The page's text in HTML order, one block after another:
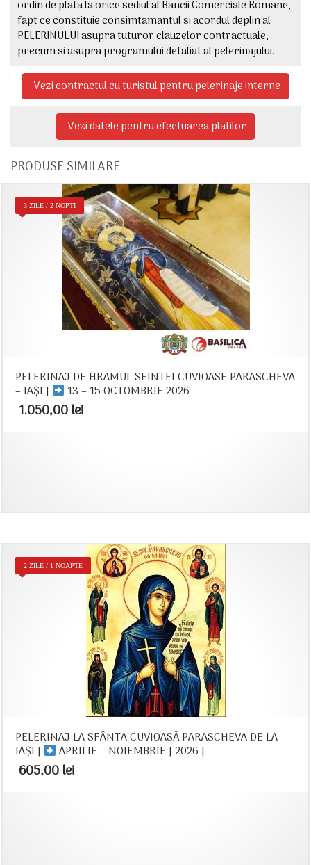
ordin de plata la orice sediul al Bancii Comerciale Romane,
fapt ce constituie consimtamantul si acordul deplin al
PELERINULUI asupra tuturor clauzelor contractuale,
precum si asupra programului detaliat al pelerinajului.
Vezi contractul cu turistul pentru pelerinaje interne
Vezi datele pentru efectuarea platilor
PRODUSE SIMILARE
3 ZILE / 2 NOPTI
PELERINAJ DE HRAMUL SFINTEI CUVIOASE PARASCHEVA
– IAȘI | 13 – 15 OCTOMBRIE 2026
1.050,00 lei
2 ZILE / 1 NOAPTE
PELERINAJ LA SFÂNTA CUVIOASĂ PARASCHEVA DE LA
IAȘI | APRILIE – NOIEMBRIE | 2026 |
605,00 lei